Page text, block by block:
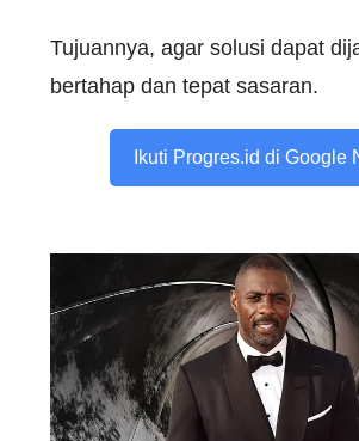
Tujuannya, agar solusi dapat
bertahap dan tepat sasaran.
Ikuti Progres.id di Google